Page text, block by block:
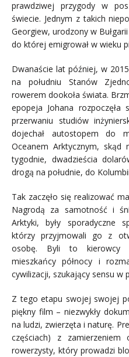
prawdziwej przygody w
świecie. Jednym z takich
Georgiew, urodzony w
do której emigrował w wieku
Dwanaście lat później, w
na południu Stanów
rowerem dookoła świata.
epopeja Johana
przerwaniu studiów
dojechał autostopem do
Oceanem Arktycznym,
tygodnie, dwadzieścia
drogą na południe, do
Tak zaczęło się realizować
Nagrodą za samotność i
Arktyki, były sporadyczne
którzy przyjmowali go z
osobę. Byli to kierowcy
mieszkańcy północy i
cywilizacji, szukający sensu w
Z tego etapu swojej swojej
piękny film – niezwykły
na ludzi, zwierzęta i naturę.
częściach) z zamierzeniem
rowerzysty, który prowadzi